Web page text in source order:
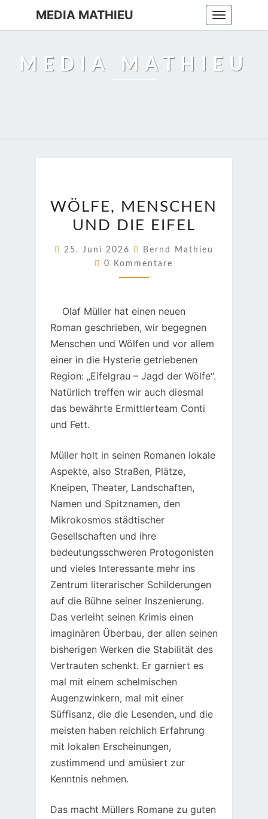
Toggle
navigation
MEDIA MATHIEU
MEDIA MATHIEU
MENSCHEN
UND
EIFEL
WÖLFE, MENSCHEN
UND DIE EIFEL
25. Juni 2026
Bernd Mathieu
Kommentare
0 Kommentare
Olaf Müller hat einen neuen
Roman geschrieben, wir begegnen
Menschen und Wölfen und vor allem
einer in die Hysterie getriebenen
Region: „Eifelgrau – Jagd der Wölfe“.
Natürlich treffen wir auch diesmal
das bewährte Ermittlerteam Conti
und Fett.
Müller holt in seinen Romanen lokale
Aspekte, also Straßen, Plätze,
Kneipen, Theater, Landschaften,
Namen und Spitznamen, den
Mikrokosmos städtischer
Gesellschaften und ihre
bedeutungsschweren Protogonisten
und vieles Interessante mehr ins
Zentrum literarischer Schilderungen
auf die Bühne seiner Inszenierung.
Das verleiht seinen Krimis einen
imaginären Überbau, der allen seinen
bisherigen Werken die Stabilität des
Vertrauten schenkt. Er garniert es
mal mit einem schelmischen
Augenzwinkern, mal mit einer
Süffisanz, die die Lesenden, und die
meisten haben reichlich Erfahrung
mit lokalen Erscheinungen,
zustimmend und amüsiert zur
Kenntnis nehmen.
Das macht Müllers Romane zu guten